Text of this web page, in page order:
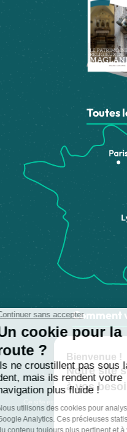
Toutes
Comment
Made with
Mentions légales -
Accessibilité
conditions